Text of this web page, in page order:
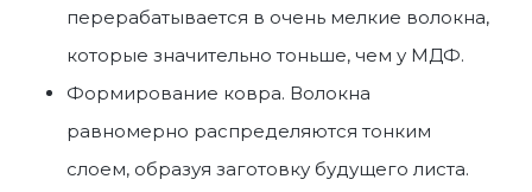
перерабатывается в очень мелкие волокна,
которые значительно тоньше, чем у МДФ.
Формирование ковра. Волокна
равномерно распределяются тонким
слоем, образуя заготовку будущего листа.